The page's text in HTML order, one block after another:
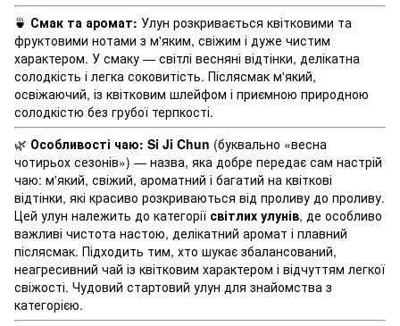
🍵 Смак та аромат: Улун розкривається квітковими та
фруктовими нотами з м'яким, свіжим і дуже чистим
характером. У смаку — світлі весняні відтінки, делікатна
солодкість і легка соковитість. Післясмак м'який,
освіжаючий, із квітковим шлейфом і приємною природною
солодкістю без грубої терпкості.
🌿 Особливості чаю: Si Ji Chun (буквально «весна
чотирьох сезонів») — назва, яка добре передає сам настрій
чаю: м'який, свіжий, ароматний і багатий на квіткові
відтінки, які красиво розкриваються від проливу до проливу.
Цей улун належить до категорії світлих улунів, де особливо
важливі чистота настою, делікатний аромат і плавний
післясмак. Підходить тим, хто шукає збалансований,
неагресивний чай із квітковим характером і відчуттям легкої
свіжості. Чудовий стартовий улун для знайомства з
категорією.